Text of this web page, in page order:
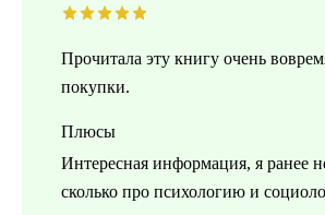
Прочитала эту книгу очень
покупки.
Плюсы
Интересная информация, я ранее
сколько про психологию и